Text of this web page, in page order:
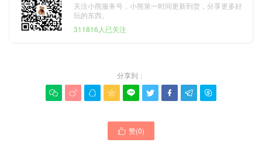
关注小熊服务号，小熊第一时间更新到货，分享更多好
玩的东西。
311816人已关注
分享到：
        
 赞(0)